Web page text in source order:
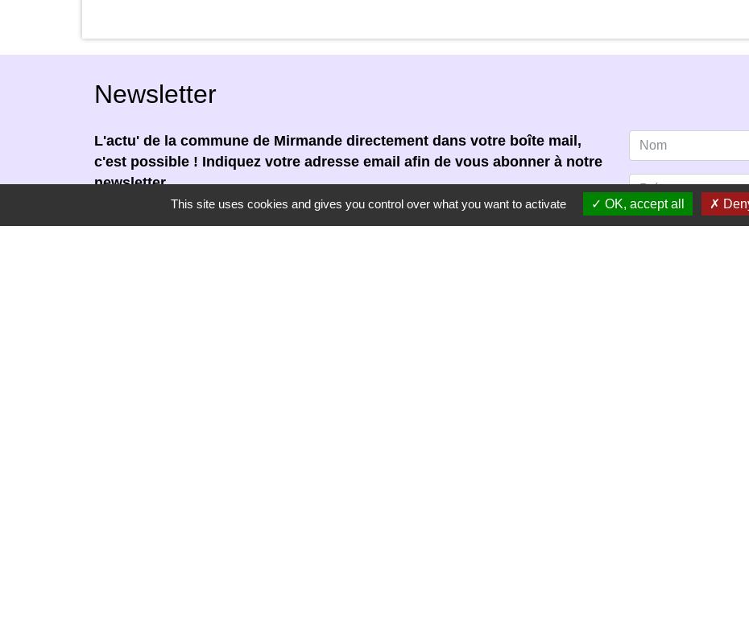
Newsletter
L'actu' de la commune de Mirmande directement dans votre boîte mail,
c'est possible ! Indiquez votre adresse email afin de vous abonner à notre
newsletter.
En renseignant votre adresse email, vous acceptez de recevoir notre
This site uses cookies and gives you control over what you want to activate OK, accept all